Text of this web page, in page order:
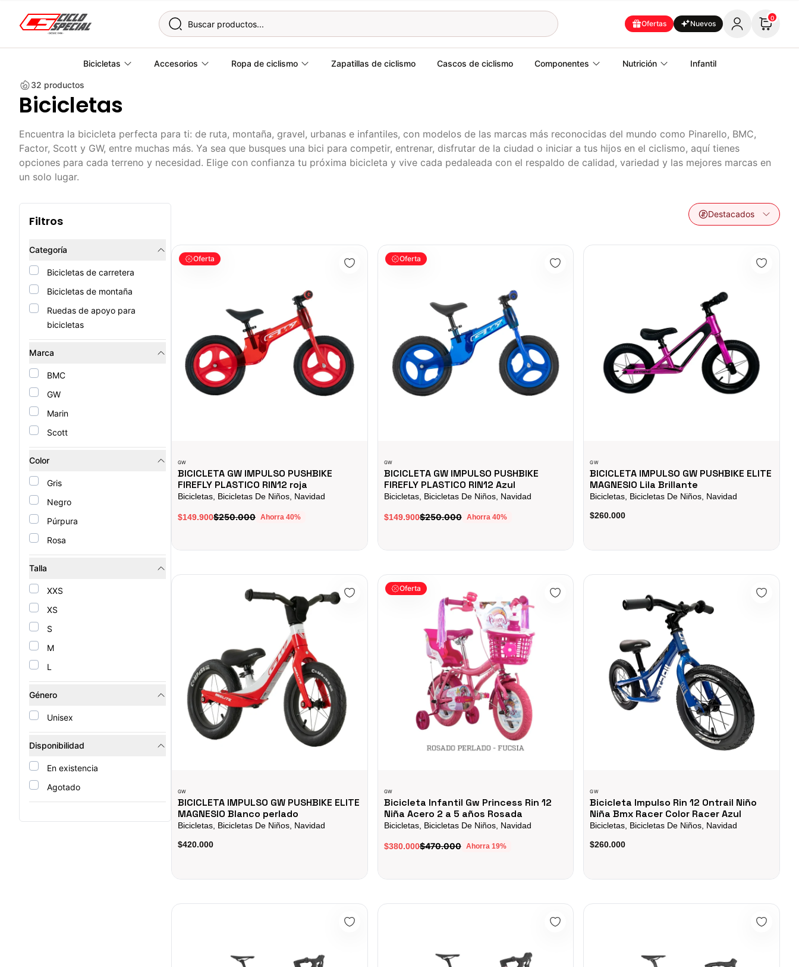
Ofertas Nuevos
0
Bicicletas Accesorios Ropa de ciclismo Zapatillas de ciclismo Cascos de ciclismo Componentes Nutrición Infantil
32 productos
Bicicletas
Encuentra la bicicleta perfecta para ti: de ruta, montaña, gravel, urbanas e infantiles, con modelos de las marcas más reconocidas del mundo como Pinarello, BMC,
Factor, Scott y GW, entre muchas más. Ya sea que busques una bici para competir, entrenar, disfrutar de la ciudad o iniciar a tus hijos en el ciclismo, aquí tienes
opciones para cada terreno y necesidad. Elige con confianza tu próxima bicicleta y vive cada pedaleada con el respaldo de calidad, variedad y las mejores marcas en
un solo lugar.
Filtros
Categoría
Bicicletas de carretera
Bicicletas de montaña
Ruedas de apoyo para
bicicletas
Marca
BMC
GW
Marin
Scott
Color
Gris
Negro
Púrpura
Rosa
Talla
XXS
XS
S
M
L
Género
Unisex
Disponibilidad
En existencia
Agotado
Destacados
BICICLETA GW IMPULSO PUSHBIKE FIREFLY PLASTICO RIN12 roja
Oferta
GW
BICICLETA GW IMPULSO PUSHBIKE
FIREFLY PLASTICO RIN12 roja
Bicicletas, Bicicletas De Niños, Navidad
$149.900$250.000 Ahorra 40%
BICICLETA GW IMPULSO PUSHBIKE FIREFLY PLASTICO RIN12 Azul
Oferta
GW
BICICLETA GW IMPULSO PUSHBIKE
FIREFLY PLASTICO RIN12 Azul
Bicicletas, Bicicletas De Niños, Navidad
$149.900$250.000 Ahorra 40%
BICICLETA IMPULSO GW PUSHBIKE ELITE MAGNESIO
GW
BICICLETA IMPULSO GW PUSHBIKE ELITE
MAGNESIO Lila Brillante
Bicicletas, Bicicletas De Niños, Navidad
$260.000
BICICLETA IMPULSO GW PUSHBIKE ELITE MAGNESIO Blanco perlado
GW
BICICLETA IMPULSO GW PUSHBIKE ELITE
MAGNESIO Blanco perlado
Bicicletas, Bicicletas De Niños, Navidad
$420.000
Bicicleta Infantil Gw Princess Rin 12 Niña Acero 2 a 5 años Rosada
Oferta
GW
Bicicleta Infantil Gw Princess Rin 12
Niña Acero 2 a 5 años Rosada
Bicicletas, Bicicletas De Niños, Navidad
$380.000$470.000 Ahorra 19%
Bicicleta Impulso Rin 12 Ontrail Niño Niña Bmx Racer
GW
Bicicleta Impulso Rin 12 Ontrail Niño
Niña Bmx Racer Color Racer Azul
Bicicletas, Bicicletas De Niños, Navidad
$260.000
Bicicleta Ruta Scott Carbon Addict 40 2025 12vel Di2Bicicleta Ruta Scott Carbon Addict 50 2025 12vel BICICLETA RUTA ADDICT RC 40 DI2 2023 CARBON